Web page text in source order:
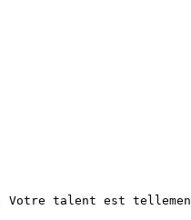
Votre talent est